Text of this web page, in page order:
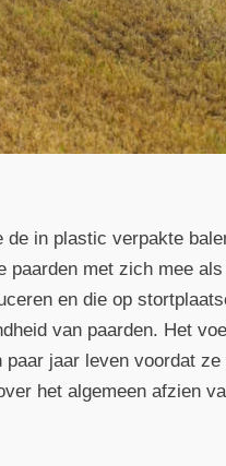
in plastic verpakte
paarden met zich mee
en die op
van paarden. Het
jaar leven voordat ze
het algemeen afzien